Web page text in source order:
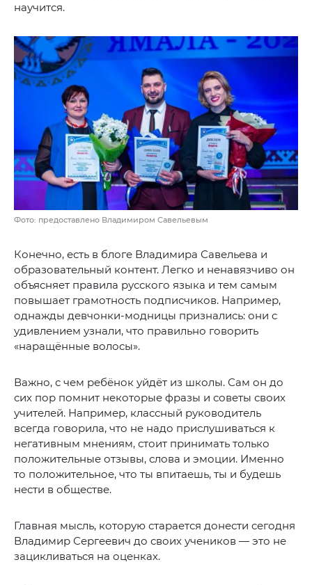
научится.
Фото: предоставлено Владимиром Савельевым
Конечно, есть в блоге Владимира Савельева и
образовательный контент. Легко и ненавязчиво он
объясняет правила русского языка и тем самым
повышает грамотность подписчиков. Например,
однажды девчонки-модницы признались: они с
удивлением узнали, что правильно говорить
«наращённые волосы».
Важно, с чем ребёнок уйдёт из школы. Сам он до
сих пор помнит некоторые фразы и советы своих
учителей. Например, классный руководитель
всегда говорила, что не надо прислушиваться к
негативным мнениям, стоит принимать только
положительные отзывы, слова и эмоции. Именно
то положительное, что ты впитаешь, ты и будешь
нести в обществе.
Главная мысль, которую старается донести сегодня
Владимир Сергеевич до своих учеников — это не
зацикливаться на оценках.